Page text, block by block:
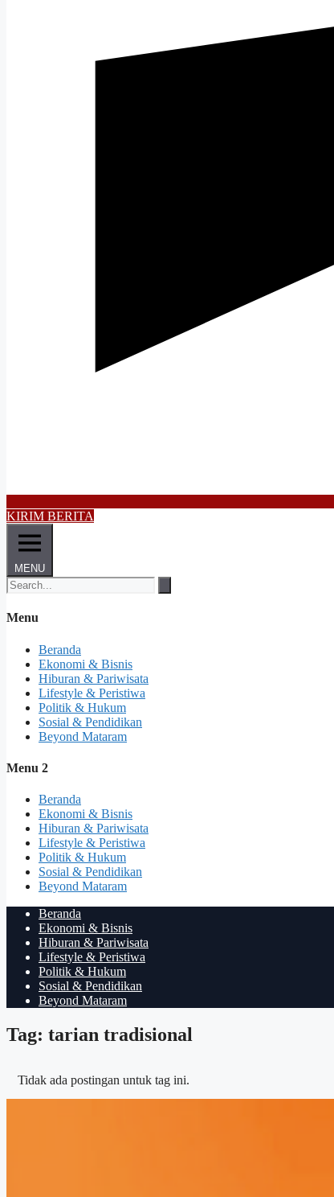
KIRIM BERITA
MENU
Menu
Beranda
Ekonomi & Bisnis
Hiburan & Pariwisata
Lifestyle & Peristiwa
Politik & Hukum
Sosial & Pendidikan
Beyond Mataram
Menu 2
Beranda
Ekonomi & Bisnis
Hiburan & Pariwisata
Lifestyle & Peristiwa
Politik & Hukum
Sosial & Pendidikan
Beyond Mataram
Beranda
Ekonomi & Bisnis
Hiburan & Pariwisata
Lifestyle & Peristiwa
Politik & Hukum
Sosial & Pendidikan
Beyond Mataram
Tag: tarian tradisional
Tidak ada postingan untuk tag ini.